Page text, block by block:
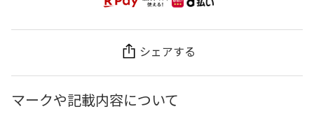
シェアする
マークや記載内容について